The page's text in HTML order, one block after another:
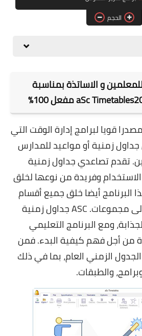
برامج التصميمالحجم
و الاساتذة بمناسبة
قويا لبرامج إدارة الوقت التي
زمنية أو مواعيد للمدارس
تقدم تصاعدي جداول زمنية
وفريدة من نوعها لخلق
البرنامج أيضا خلق جميع أقسام
معينة من الطبقات إلى مجموعات. ASC جداول زمنية
ومع البرنامج التعليمي
من أجل فهم كيفية البدء. فمن
الزمني العام، بما في ذلك
والطبقات.